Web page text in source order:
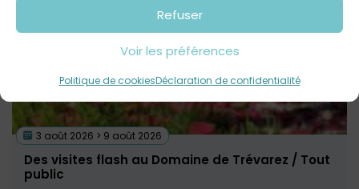
Refuser
Voir les préférences
Politique de cookiesDéclaration de confidentialité
3 août 2026 > 9 août 2026
Des visites flash au Domaine de Trévarez / Tout
public